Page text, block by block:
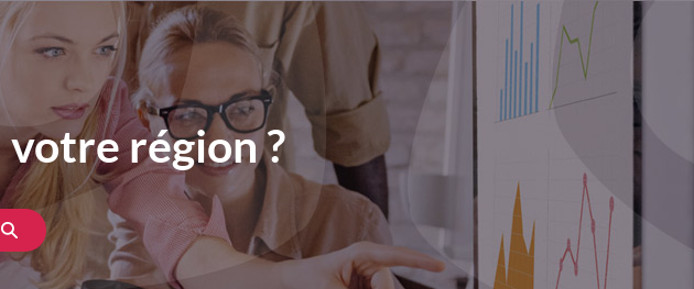
votre région ?